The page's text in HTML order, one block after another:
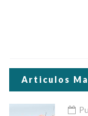
Articulos